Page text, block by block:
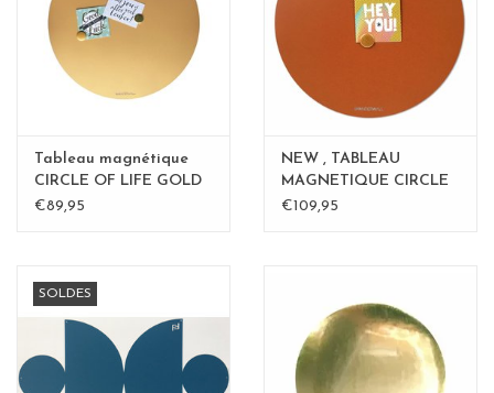
Tableau magnétique
CIRCLE OF LIFE GOLD
60cm diam.
€89,95
NEW , TABLEAU
MAGNETIQUE CIRCLE
Rouille 50cm
€109,95
SOLDES